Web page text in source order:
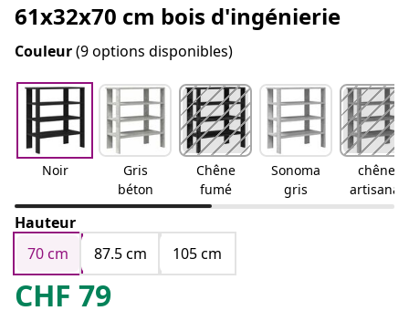
61x32x70 cm bois d'ingénierie
Couleur(9 options disponibles)
Noir
Gris
béton
Chêne
fumé
Sonoma
gris
chêne
artisanal
Hauteur
70 cm
87.5 cm 105 cm
CHF 79